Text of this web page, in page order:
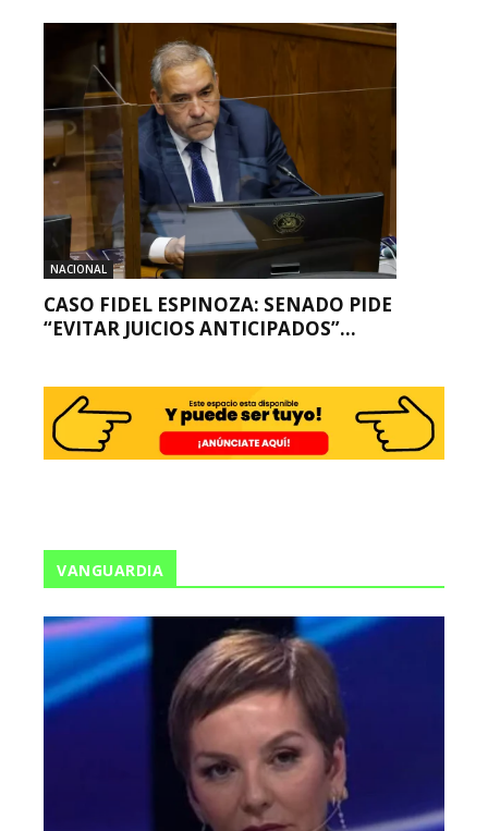
NACIONAL
CASO FIDEL ESPINOZA: SENADO PIDE
“EVITAR JUICIOS ANTICIPADOS”...
VANGUARDIA